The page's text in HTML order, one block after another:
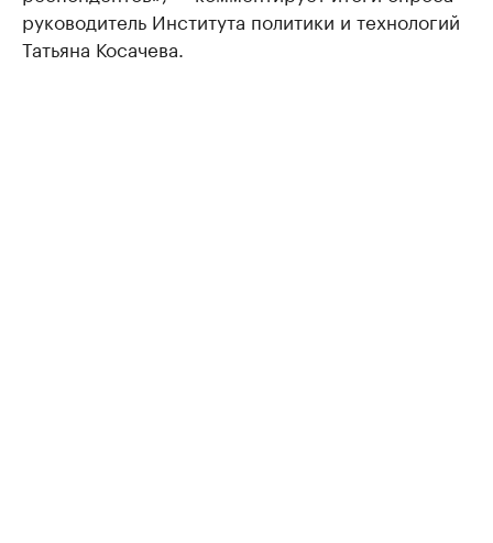
руководитель Института политики и технологий
Татьяна Косачева.